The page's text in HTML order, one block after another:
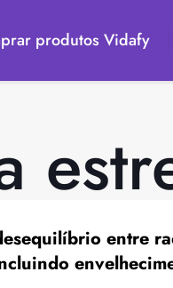
produtos Vidafy
entre